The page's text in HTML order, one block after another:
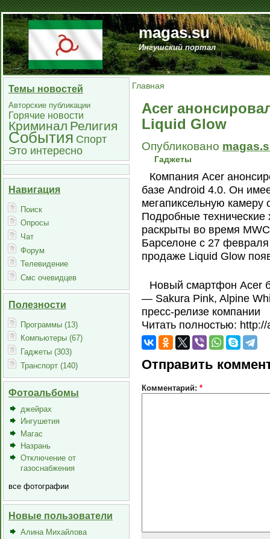
magas.su
Ингушский портал
Темы новостей
Авторские публикации
Горячие новости
Криминал Религия
События Спорт
Это интересно
Навигация
Поиск
Опросы
Чат
Форум
Телевидение
Смс очевидцев
Полезности
Программы (13)
Компьютеры (67)
Гаджеты (303)
Транспорт (140)
Фотоальбомы
джейрах
Ингушетия
Магас
Назрань
Отключение от
газоснабжения
все фотографии
Новые пользователи
Алина Михайлова
Главная
Acer
Liquid Glow
Опубликовано
Гаджеты
Компания Acer
базе Android 4.0. Он
мегапиксельную
Подробные технические
раскрыты во время
Барселоне с 27
продаже Liquid Glow
Новый смартфон Acer
— Sakura Pink, Alpine
пресс-релизе компании
Читать полностью:
Отправить
Комментарий: *